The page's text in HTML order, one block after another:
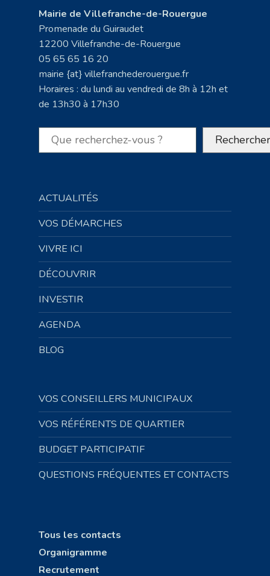
Mairie de Villefranche-de-Rouergue
Promenade du Guiraudet
12200 Villefranche-de-Rouergue
05 65 65 16 20
mairie {at} villefranchederouergue.fr
Horaires : du lundi au vendredi de 8h à 12h et
de 13h30 à 17h30
Rechercher Rechercher
ACTUALITÉS
VOS DÉMARCHES
VIVRE ICI
DÉCOUVRIR
INVESTIR
AGENDA
BLOG
VOS CONSEILLERS MUNICIPAUX
VOS RÉFÉRENTS DE QUARTIER
BUDGET PARTICIPATIF
QUESTIONS FRÉQUENTES ET CONTACTS
Tous les contacts
Organigramme
Recrutement